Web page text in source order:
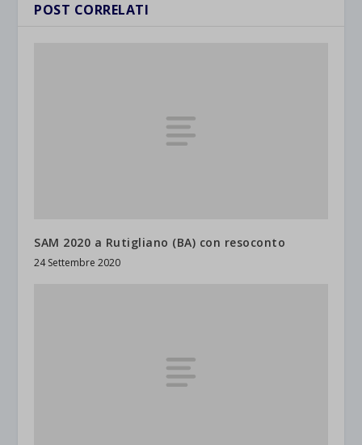
POST CORRELATI
SAM 2020 a Rutigliano (BA) con resoconto
24 Settembre 2020